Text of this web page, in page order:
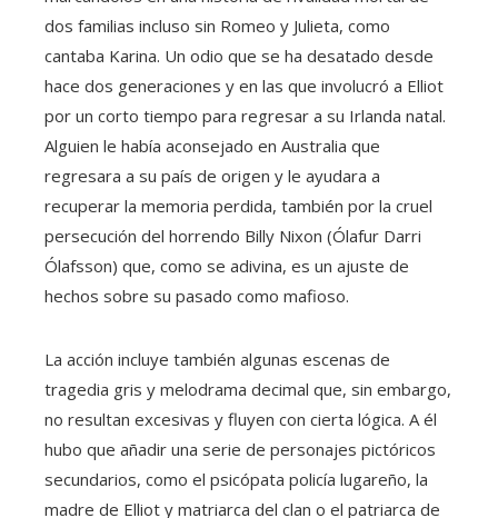
dos familias incluso sin Romeo y Julieta, como
cantaba Karina. Un odio que se ha desatado desde
hace dos generaciones y en las que involucró a Elliot
por un corto tiempo para regresar a su Irlanda natal.
Alguien le había aconsejado en Australia que
regresara a su país de origen y le ayudara a
recuperar la memoria perdida, también por la cruel
persecución del horrendo Billy Nixon (Ólafur Darri
Ólafsson) que, como se adivina, es un ajuste de
hechos sobre su pasado como mafioso.
La acción incluye también algunas escenas de
tragedia gris y melodrama decimal que, sin embargo,
no resultan excesivas y fluyen con cierta lógica. A él
hubo que añadir una serie de personajes pictóricos
secundarios, como el psicópata policía lugareño, la
madre de Elliot y matriarca del clan o el patriarca de